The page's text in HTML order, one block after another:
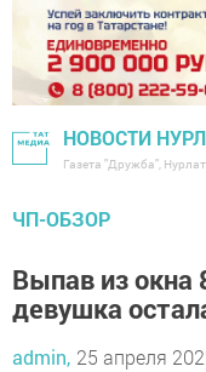
НОВОСТИ
Газета "Дружба",
ЧП-ОБЗОР
Выпав из окна
девушка
admin, 25 апреля